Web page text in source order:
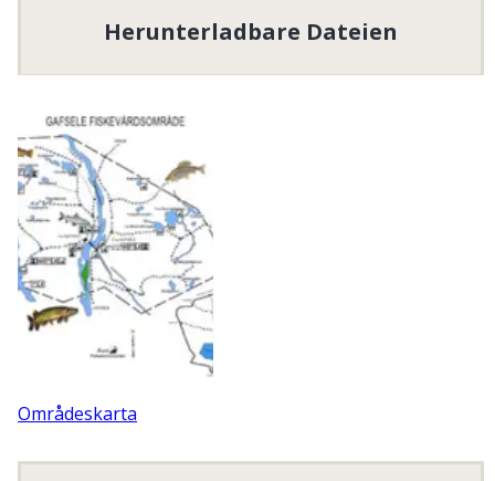
sjöar och tjärnar.
För fiske i Ångermanälven, Sämsjön och
Fiskevårdsområdet förfogar över 7 st moderna
Perssonbåtar till uthyrning. Man har även möjlighet att
låna båttrailer gratis om man vill fiska på någon
speciell plats inom området
Gafseles FVO arbetar för ett hållbart fiske för vår och
kommande generationer.
Organisationsnummer:896100-6809
Homepage besuchen
Herunterladbare Dateien
Områdeskarta